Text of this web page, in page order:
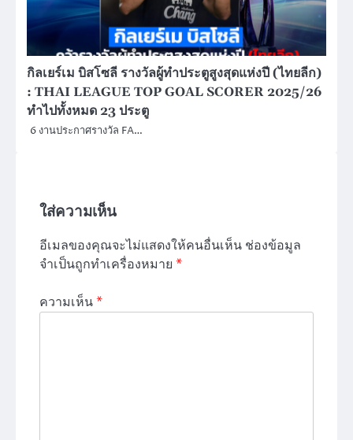
กิลเยร์เม บิสโซลี รางวัลผู้ทำประตูสูงสุดแห่งปี (ไทยลีก)
: THAI LEAGUE TOP GOAL SCORER 2025/26
ทำไปทั้งหมด 23 ประตู
6 งานประกาศรางวัล FA…
ใส่ความเห็น
อีเมลของคุณจะไม่แสดงให้คนอื่นเห็น ช่องข้อมูล
จำเป็นถูกทำเครื่องหมาย *
ความเห็น*